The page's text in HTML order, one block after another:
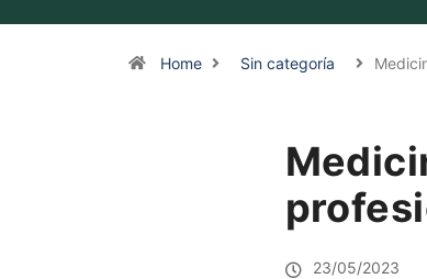
Home Sin categoría
23/05/2023